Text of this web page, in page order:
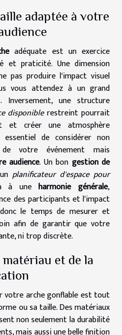
adaptée à votre
adéquate est un exercice
et praticité. Une dimension
pas produire l'impact visuel
vous attendez à un grand
Inversement, une structure
disponiblerestreint pourrait
et créer une atmosphère
de considérer non
de votre événement mais
audience. Un bon gestion de
planificateur d'espace pour
à uneharmonie générale,
des participants et l'impact
le temps de mesurer et
afin de garantir que votre
ni trop discrète.
et de la
votre arche gonflable est tout
ou sa taille. Des matériaux
non seulement la durabilité
mais aussi une belle finition